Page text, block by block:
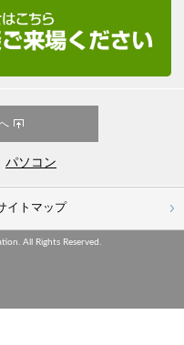
パソコン
イトマップ
All Rights Reserved.